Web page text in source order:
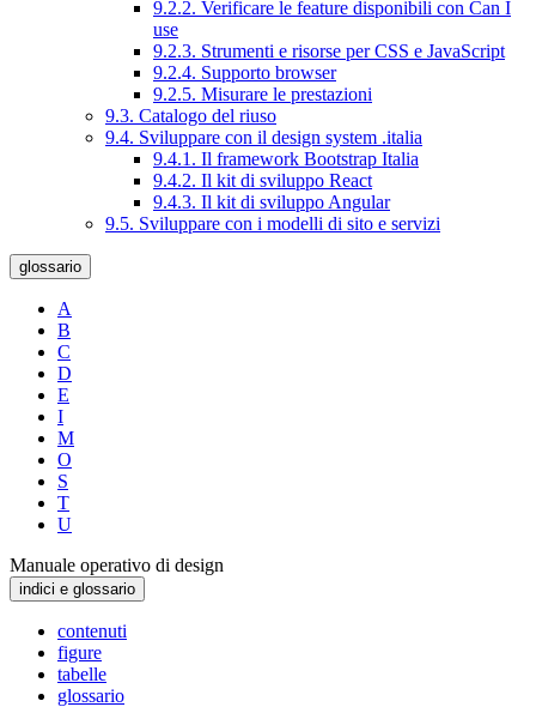
9.2.2. Verificare le feature disponibili con Can I
use
9.2.3. Strumenti e risorse per CSS e JavaScript
9.2.4. Supporto browser
9.2.5. Misurare le prestazioni
9.3. Catalogo del riuso
9.4. Sviluppare con il design system .italia
9.4.1. Il framework Bootstrap Italia
9.4.2. Il kit di sviluppo React
9.4.3. Il kit di sviluppo Angular
9.5. Sviluppare con i modelli di sito e servizi
glossario
A
B
C
D
E
I
M
O
S
T
U
Manuale operativo di design
indici e glossario
contenuti
figure
tabelle
glossario